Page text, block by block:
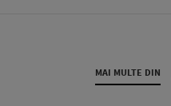
MAI MULTE DIN